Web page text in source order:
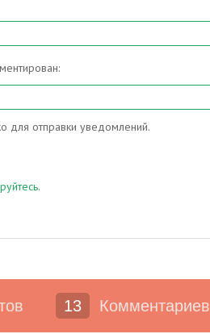
для отправки уведомлений.
.
13 Комментариев